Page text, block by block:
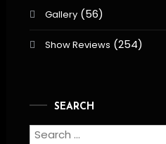
Gallery(56)
Show Reviews (254)
SEARCH